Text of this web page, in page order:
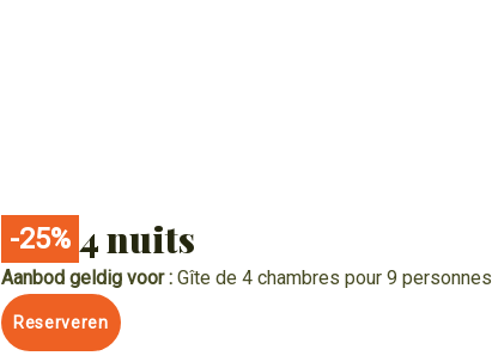
-25% 4 nuits
Aanbod geldig voor : Gîte de 4 chambres pour 9 personnes
Reserveren